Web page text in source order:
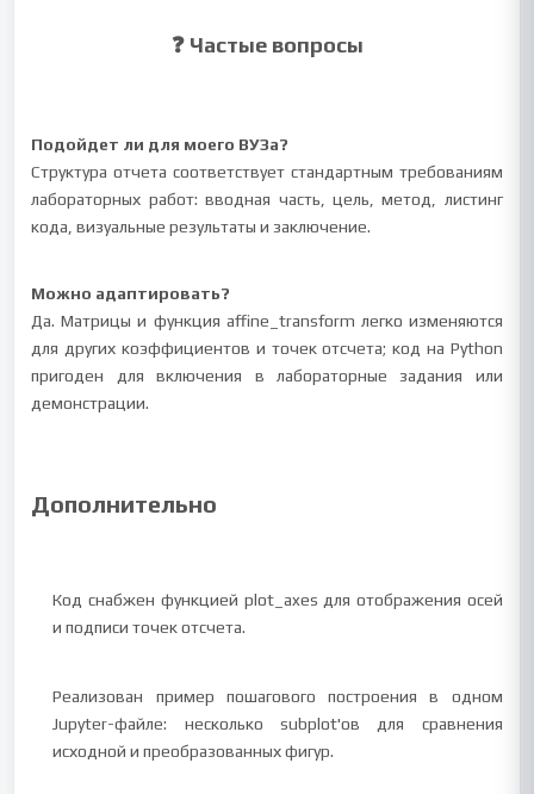
❓ Частые вопросы
Подойдет ли для моего ВУЗа?
Структура отчета соответствует стандартным требованиям
лабораторных работ: вводная часть, цель, метод, листинг
кода, визуальные результаты и заключение.
Можно адаптировать?
Да. Матрицы и функция affine_transform легко изменяются
для других коэффициентов и точек отсчета; код на Python
пригоден для включения в лабораторные задания или
демонстрации.
Дополнительно
Код снабжен функцией plot_axes для отображения осей
и подписи точек отсчета.
Реализован пример пошагового построения в одном
Jupyter-файле: несколько subplot'ов для сравнения
исходной и преобразованных фигур.